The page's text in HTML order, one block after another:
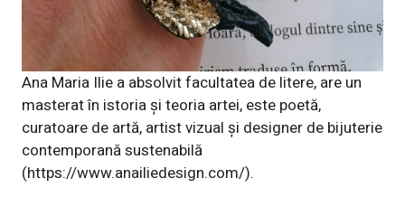
Ana Maria Ilie a absolvit facultatea de litere, are un
masterat în istoria și teoria artei, este poetă,
curatoare de artă, artist vizual și designer de bijuterie
contemporană sustenabilă
(https://www.anailiedesign.com/).